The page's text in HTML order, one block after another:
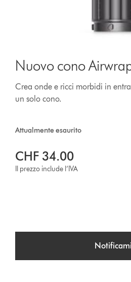
Nuovo cono
Crea onde e ricci morbidi in
un solo cono.
Attualmente esaurito
CHF 34.00
Il prezzo include l’IVA
Notificami